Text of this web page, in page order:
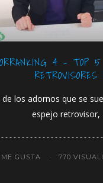
4 – TOP 5
RETROVISORES
de los adornos que se
espejo retrovisor,
ME GUSTA 770